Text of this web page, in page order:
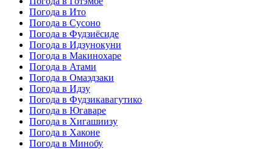
Погода в Ито
Погода в Сусоно
Погода в Фудзиёсиде
Погода в Идзунокуни
Погода в Макинохаре
Погода в Атами
Погода в Омаэдзаки
Погода в Идзу
Погода в Фудзикавагутико
Погода в Югаваре
Погода в Хигашиизу
Погода в Хаконе
Погода в Минобу